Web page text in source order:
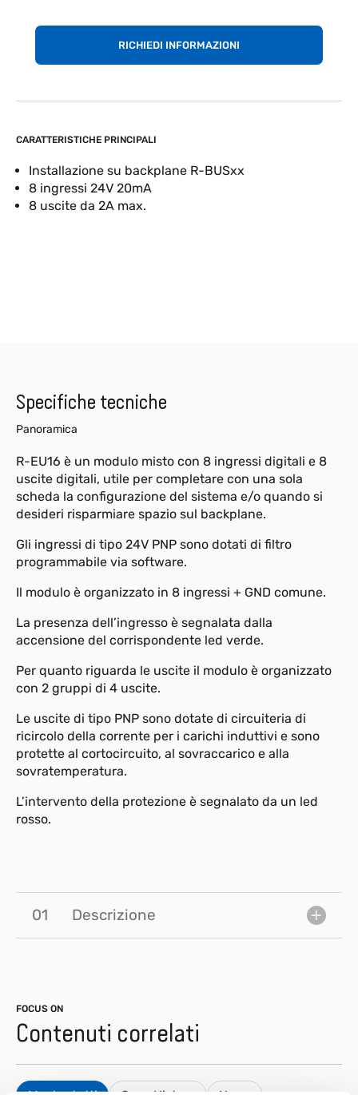
CARATTERISTICHE PRINCIPALI
Installazione su backplane R-BUSxx
8 ingressi 24V 20mA
8 uscite da 2A max.
RICHIEDI INFORMAZIONI
Specifiche tecniche
Panoramica
R-EU16 è un modulo misto con 8 ingressi digitali e 8
uscite digitali, utile per completare con una sola
scheda la configurazione del sistema e/o quando si
desideri risparmiare spazio sul backplane.
Gli ingressi di tipo 24V PNP sono dotati di filtro
programmabile via software.
Il modulo è organizzato in 8 ingressi + GND comune.
La presenza dell’ingresso è segnalata dalla
accensione del corrispondente led verde.
Per quanto riguarda le uscite il modulo è organizzato
con 2 gruppi di 4 uscite.
Le uscite di tipo PNP sono dotate di circuiteria di
ricircolo della corrente per i carichi induttivi e sono
protette al cortocircuito, al sovraccarico e alla
sovratemperatura.
L’intervento della protezione è segnalato da un led
rosso.
01 Descrizione
FOCUS ON
Contenuti correlati